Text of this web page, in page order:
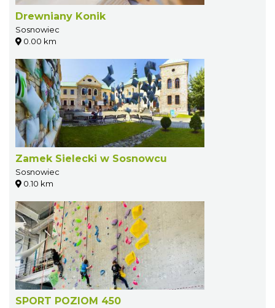
Drewniany Konik
Sosnowiec
0.00 km
Zamek Sielecki w Sosnowcu
Sosnowiec
0.10 km
SPORT POZIOM 450